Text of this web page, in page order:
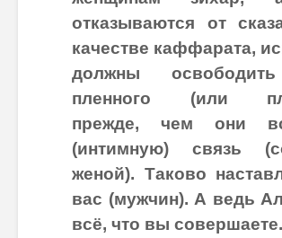
отказываются от
качестве каффарата,
должны
пленного (или
прежде, чем они
(интимную) связь
женой). Таково
вас (мужчин). А ведь
всё, что вы совершаете.